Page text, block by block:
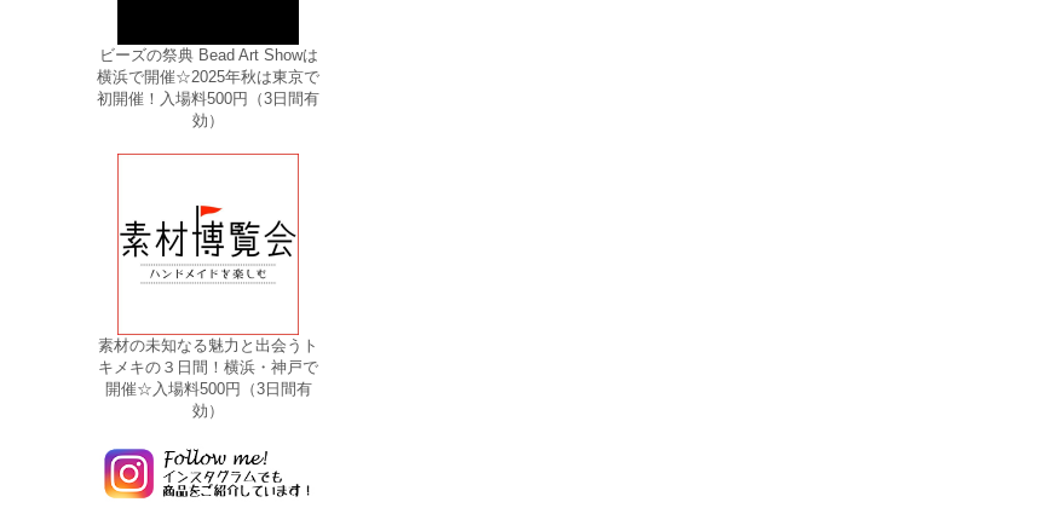
ビーズの祭典 Bead Art Showは
横浜で開催☆2025年秋は東京で
初開催！入場料500円（3日間有
効）
素材の未知なる魅力と出会うト
キメキの３日間！横浜・神戸で
開催☆入場料500円（3日間有
効）